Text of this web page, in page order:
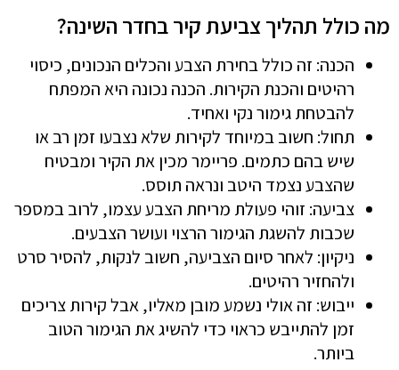
מה כולל תהליך צביעת קיר בחדר השינה?
הכנה: זה כולל בחירת הצבע והכלים הנכונים, כיסוי
רהיטים והכנת הקירות. הכנה נכונה היא המפתח
להבטחת גימור נקי ואחיד.
תחול: חשוב במיוחד לקירות שלא נצבעו זמן רב או
שיש בהם כתמים. פריימר מכין את הקיר ומבטיח
שהצבע נצמד היטב ונראה תוסס.
צביעה: זוהי פעולת מריחת הצבע עצמו, לרוב במספר
שכבות להשגת הגימור הרצוי ועושר הצבעים.
ניקיון: לאחר סיום הצביעה, חשוב לנקות, להסיר סרט
ולהחזיר רהיטים.
ייבוש: זה אולי נשמע מובן מאליו, אבל קירות צריכים
זמן להתייבש כראוי כדי להשיג את הגימור הטוב
ביותר.